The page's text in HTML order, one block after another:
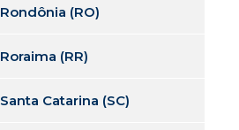
Rondônia (RO)
Roraima (RR)
Santa Catarina (SC)